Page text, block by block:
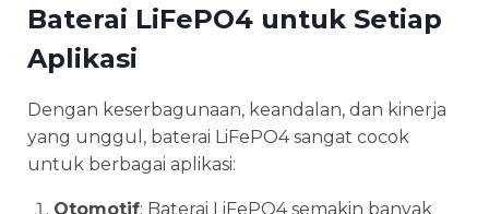
Baterai LiFePO4 untuk Setiap
Aplikasi
Dengan keserbagunaan, keandalan, dan kinerja
yang unggul, baterai LiFePO4 sangat cocok
untuk berbagai aplikasi:
Otomotif: Baterai LiFePO4 semakin banyak